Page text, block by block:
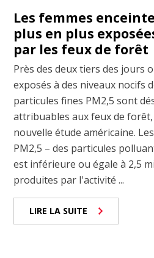
Les femmes
plus en plus
par les feux de forêt
Près des deux tiers des jours
exposés à des niveaux nocifs
particules fines PM2,5 sont
attribuables aux feux de
nouvelle étude américaine.
PM2,5 – des particules
est inférieure ou égale à 2,5
produites par l'activité ...
LIRE LA SUITE